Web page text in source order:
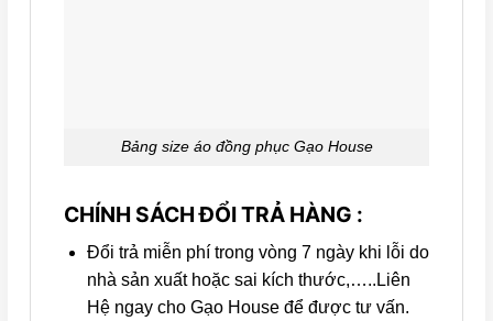
Bảng size áo đồng phục Gạo House
CHÍNH SÁCH ĐỔI TRẢ HÀNG :
Đổi trả miễn phí trong vòng 7 ngày khi lỗi do
nhà sản xuất hoặc sai kích thước,…..Liên
Hệ ngay cho Gạo House để được tư vấn.